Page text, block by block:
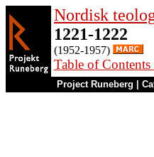
Nordisk
1221-1222
(1952-1957)
Table of
Project Runeberg